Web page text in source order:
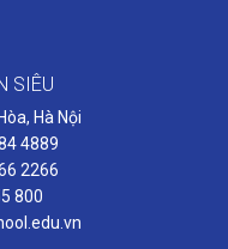
SIÊU
Hà Nội
4889
2266
800